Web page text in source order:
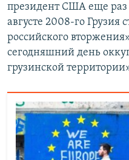
президент США еще раз
августе 2008-го Грузия
российского
сегодняшний день
грузинской